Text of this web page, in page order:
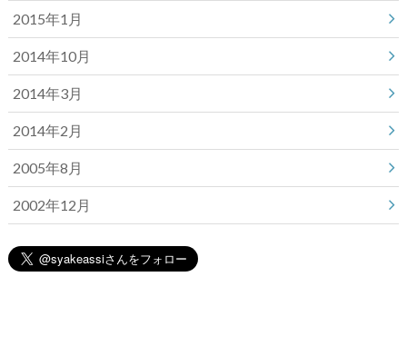
2015年1月
2014年10月
2014年3月
2014年2月
2005年8月
2002年12月